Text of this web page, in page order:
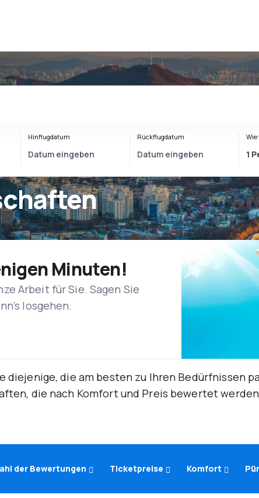
Hinflugdatum Rückflugdatum Wie
Minuten!
Arbeit für Sie. Sagen Sie
losgehen.
die am besten zu Ihren Bedürfnissen
die nach Komfort und Preis bewertet
der Bewertungen Ticketpreise Komfort